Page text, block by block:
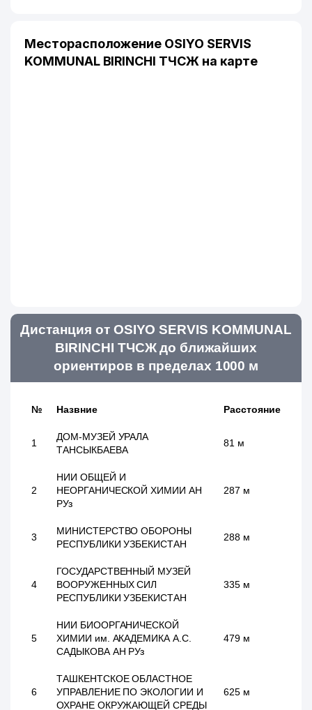
Месторасположение OSIYO SERVIS
KOMMUNAL BIRINCHI ТЧСЖ на карте
Дистанция от OSIYO SERVIS KOMMUNAL
BIRINCHI ТЧСЖ до ближайших
ориентиров в пределах 1000 м
№ Назвние Расстояние
1
ДОМ-МУЗЕЙ УРАЛА
ТАНСЫКБАЕВА
81 м
2
НИИ ОБЩЕЙ И
НЕОРГАНИЧЕСКОЙ ХИМИИ АН
РУз
287 м
3
МИНИСТЕРСТВО ОБОРОНЫ
РЕСПУБЛИКИ УЗБЕКИСТАН
288 м
4
ГОСУДАРСТВЕННЫЙ МУЗЕЙ
ВООРУЖЕННЫХ СИЛ
РЕСПУБЛИКИ УЗБЕКИСТАН
335 м
5
НИИ БИООРГАНИЧЕСКОЙ
ХИМИИ им. АКАДЕМИКА А.С.
САДЫКОВА АН РУз
479 м
6
ТАШКЕНТСКОЕ ОБЛАСТНОЕ
УПРАВЛЕНИЕ ПО ЭКОЛОГИИ И
ОХРАНЕ ОКРУЖАЮЩЕЙ СРЕДЫ
625 м